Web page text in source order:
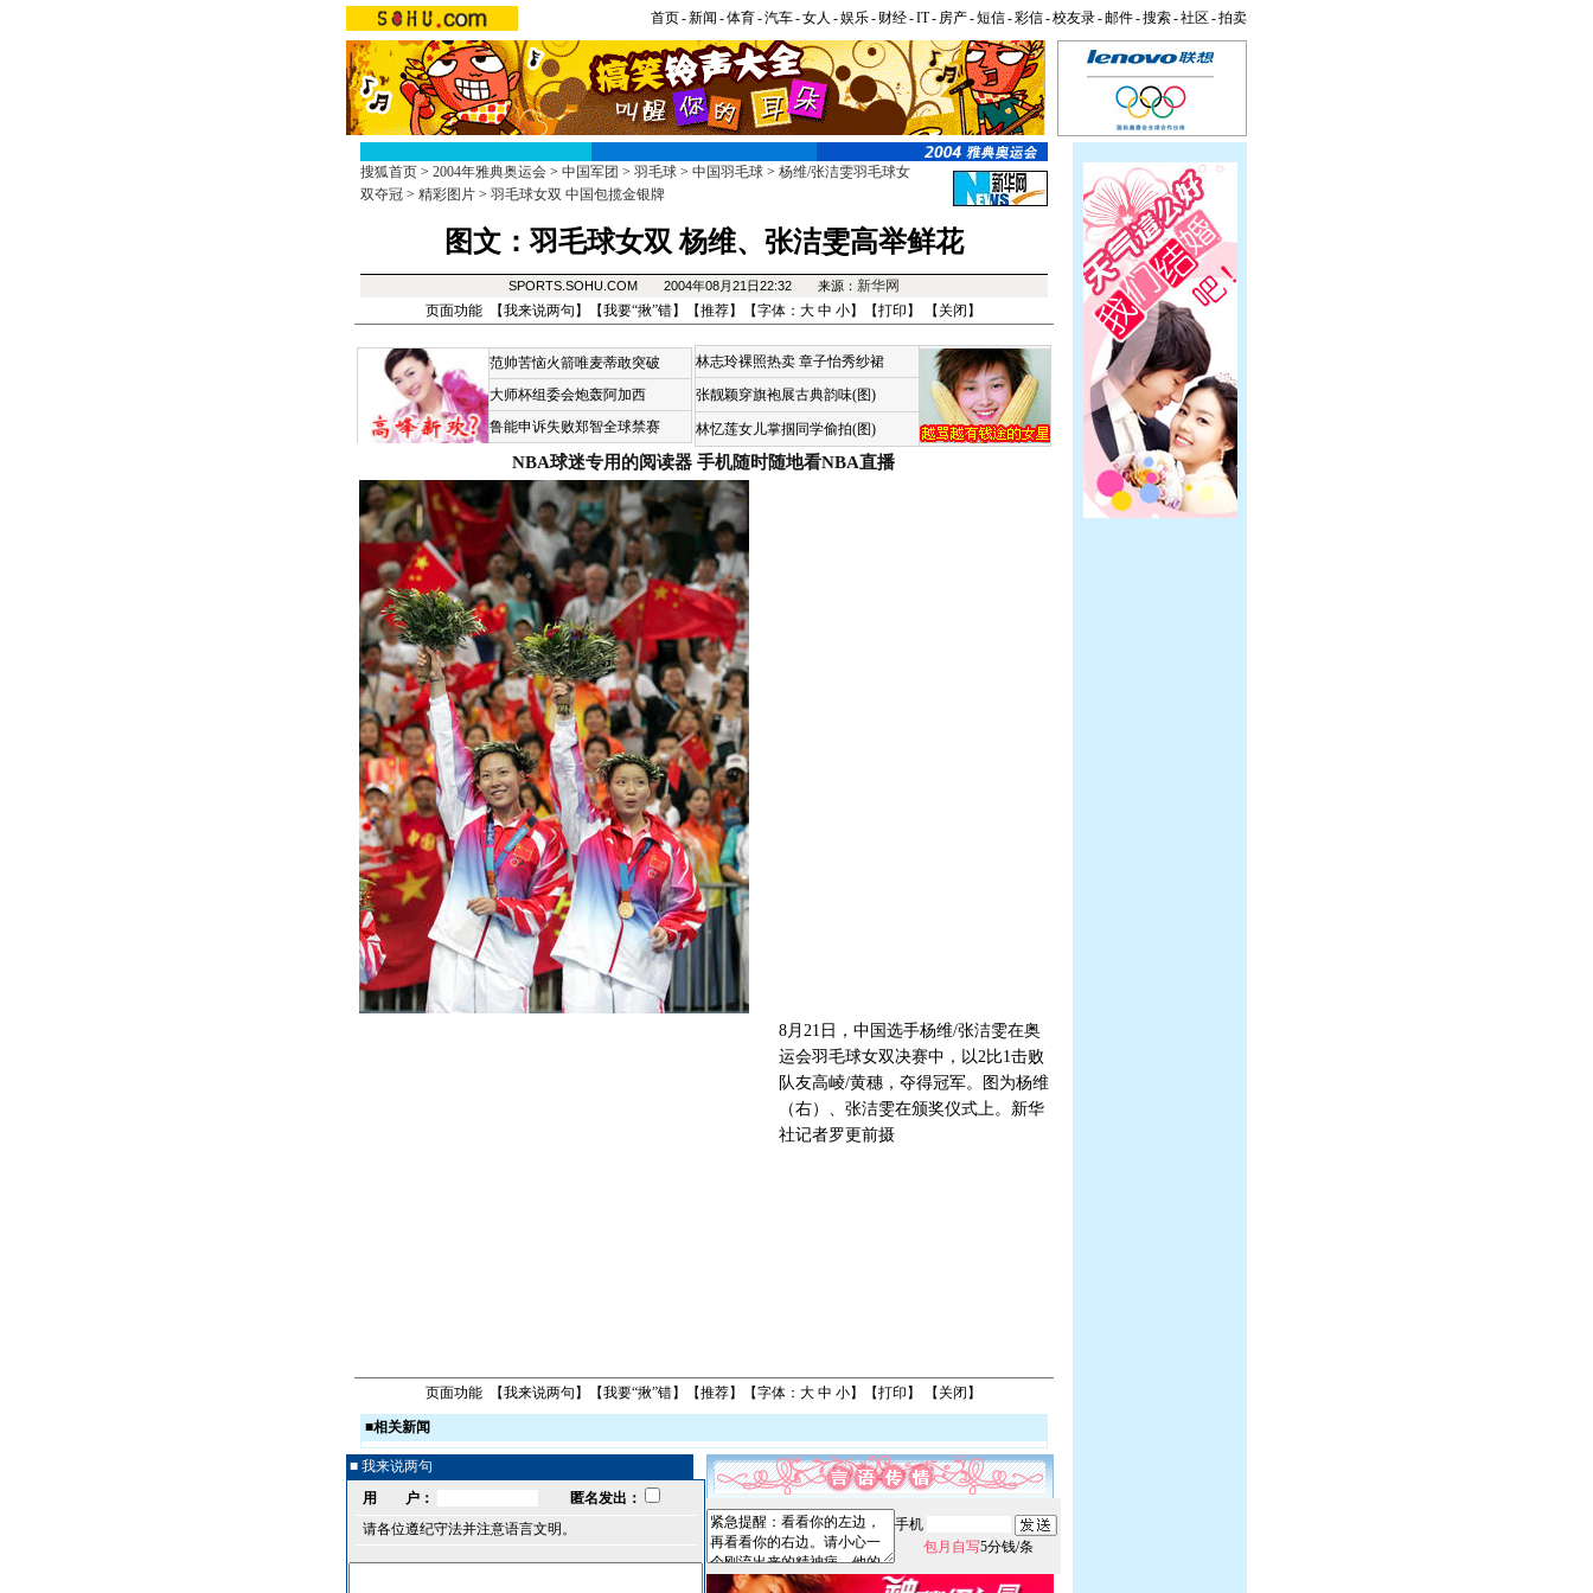
首页-新闻 -体育-汽车-女人 -娱乐- 财经-IT- 房产-短信-彩信-校友录-邮件-搜索-社区 -拍卖
搜狐首页> 2004年雅典奥运会> 中国军团 > 羽毛球> 中国羽毛球> 杨维/张洁雯羽毛球女
双夺冠> 精彩图片> 羽毛球女双 中国包揽金银牌
图文：羽毛球女双 杨维、张洁雯高举鲜花
SPORTS.SOHU.COM 2004年08月21日22:32 来源： 新华网
页面功能 【我来说两句 】【我要“揪”错】【推荐】【字体： 大 中 小】【打印 】 【 关闭 】
范帅苦恼火箭唯麦蒂敢突破
大师杯组委会炮轰阿加西
鲁能申诉失败郑智全球禁赛
林志玲裸照热卖 章子怡秀纱裙
张靓颖穿旗袍展古典韵味(图)
林忆莲女儿掌掴同学偷拍(图)
NBA球迷专用的阅读器 手机随时随地看NBA直播
8月21日，中国选手杨维/张洁雯在奥
运会羽毛球女双决赛中，以2比1击败
队友高崚/黄穗，夺得冠军。图为杨维
（右）、张洁雯在颁奖仪式上。新华
社记者罗更前摄
页面功能 【我来说两句 】【我要“揪”错】【推荐】【字体： 大 中 小】【打印 】 【 关闭 】
■相关新闻
■ 我来说两句
用 户：
匿名发出：
请各位遵纪守法并注意语言文明。
手机
包月自写5分钱/条